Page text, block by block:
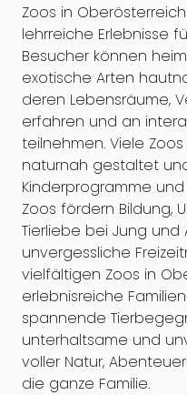
Zoos in
lehrreiche Erlebnisse
Besucher können
exotische Arten
deren Lebensräume,
erfahren und an
teilnehmen. Viele
naturnah gestaltet
Kinderprogramme
Zoos fördern Bildung,
Tierliebe bei Jung
unvergessliche
vielfältigen Zoos in
erlebnisreiche
spannende
unterhaltsame und
voller Natur,
die ganze Familie.